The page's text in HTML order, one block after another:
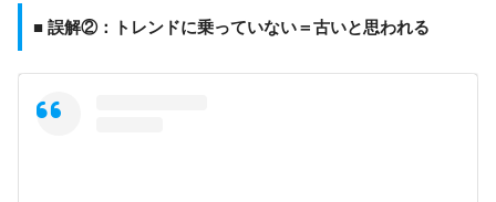
■ 誤解②：トレンドに乗っていない＝古いと思われる